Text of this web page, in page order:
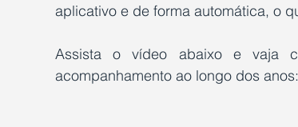
aplicativo e de forma automática, o
Assista o vídeo abaixo e vaja
acompanhamento ao longo dos anos: